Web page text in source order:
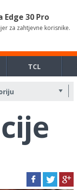
30 Pro
za zahtjevne korisnike.
TCL